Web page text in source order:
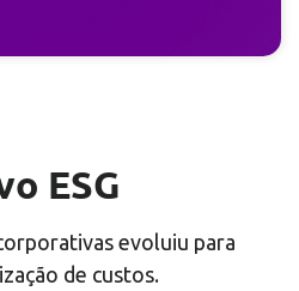
ESG
evoluiu para
de custos.